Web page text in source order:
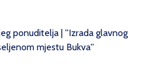
ponuditelja | ''Izrada glavnog
mjestu Bukva''